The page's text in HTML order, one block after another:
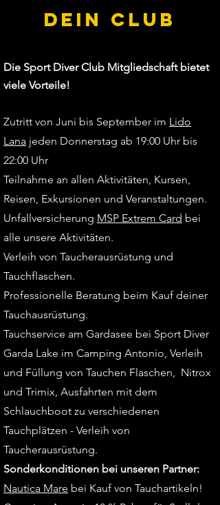
Dein CLUB
Die Sport Diver Club Mitgliedschaft bietet
viele Vorteile!
Zutritt von Juni bis September im Lido
Lana jeden Donnerstag ab 19:00 Uhr bis
22:00 Uhr
Teilnahme an allen Aktivitäten, Kursen,
Reisen, Exkursionen und Veranstaltungen.
Unfallversicherung MSP Extrem Card bei
alle unsere Aktivitäten.
Verleih von Taucherausrüstung und
Tauchflaschen.
Professionelle Beratung beim Kauf deiner
Tauchausrüstung.
Tauchservice am Gardasee bei Sport Diver
Garda Lake im Camping Antonio, Verleih
und Füllung von Tauchen Flaschen, Nitrox
und Trimix, Ausfahrten mit dem
Schlauchboot zu verschiedenen
Tauchplätzen - Verleih von
Taucherausrüstung.
Sonderkonditionen bei unseren Partner:
Nautica Mare bei Kauf von Tauchartikeln!